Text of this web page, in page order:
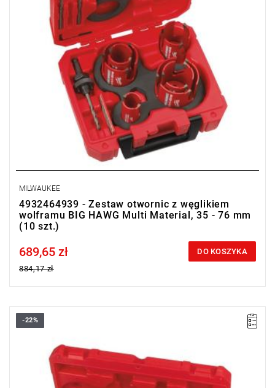
MILWAUKEE
4932464939 - Zestaw otwornic z węglikiem
wolframu BIG HAWG Multi Material, 35 - 76 mm
(10 szt.)
Price tax included
689,65 zł
884,17 zł
DO KOSZYKA
Otwornice CONTRACTOR o bimetalowej konstrukcji zapewniają
-22%